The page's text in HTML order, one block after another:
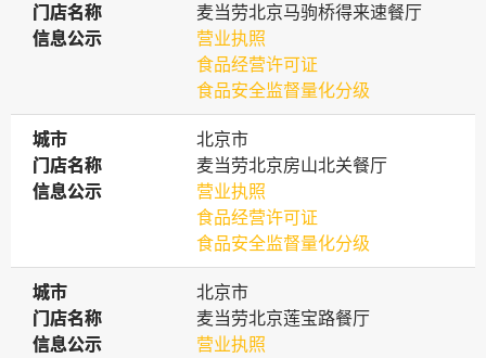
门店名称
门店名称
麦当劳北京马驹桥得来速餐厅
信息公示
信息公示
营业执照
食品经营许可证
食品安全监督量化分级
城市
城市
北京市
门店名称
门店名称
麦当劳北京房山北关餐厅
信息公示
信息公示
营业执照
食品经营许可证
食品安全监督量化分级
城市
城市
北京市
门店名称
门店名称
麦当劳北京莲宝路餐厅
信息公示
信息公示
营业执照